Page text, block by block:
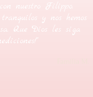
nuestro Filippo.
y nos hemos
Que Dios les siga